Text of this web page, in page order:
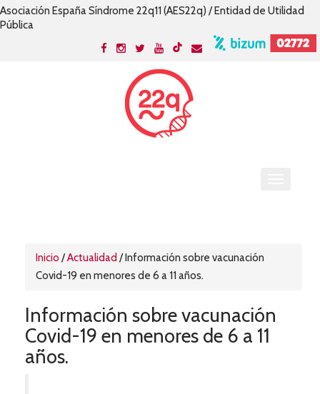
Asociación España Síndrome 22q11 (AES22q) / Entidad de Utilidad
Pública
Inicio /Actualidad /Información sobre vacunación
Covid-19 en menores de 6 a 11 años.
Información sobre vacunación
Covid-19 en menores de 6 a 11
años.